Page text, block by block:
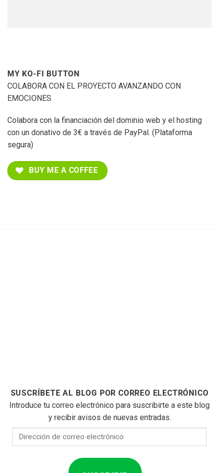
MY KO-FI BUTTON
COLABORA CON EL PROYECTO AVANZANDO CON
EMOCIONES
Colabora con la financiación del dominio web y el hosting
con un donativo de 3€ a través de PayPal. (Plataforma
segura)
BUY ME A COFFEE
SUSCRÍBETE AL BLOG POR CORREO ELECTRÓNICO
Introduce tu correo electrónico para suscribirte a este blog
y recibir avisos de nuevas entradas.
Dirección
de